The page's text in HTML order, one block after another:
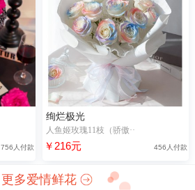
756人付款
绚烂极光
人鱼姬玫瑰11枝（骄傲··
￥216元 456人付款
更多爱情鲜花